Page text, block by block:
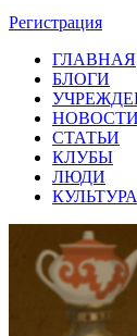
Регистрация
ГЛАВНАЯ
БЛОГИ
НОВОСТИ
СТАТЬИ
КЛУБЫ
ЛЮДИ